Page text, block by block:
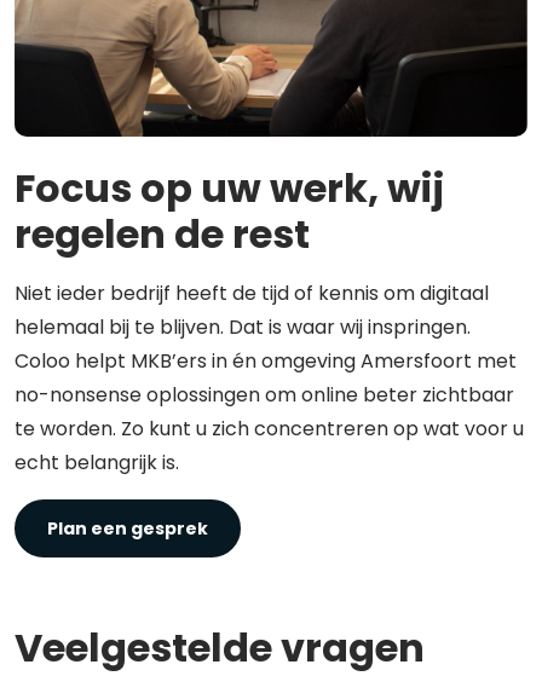
Focus op uw werk, wij
regelen de rest
Niet ieder bedrijf heeft de tijd of kennis om digitaal
helemaal bij te blijven. Dat is waar wij inspringen.
Coloo helpt MKB’ers in én omgeving Amersfoort met
no-nonsense oplossingen om online beter zichtbaar
te worden. Zo kunt u zich concentreren op wat voor u
echt belangrijk is.
Plan een gesprek
Veelgestelde vragen